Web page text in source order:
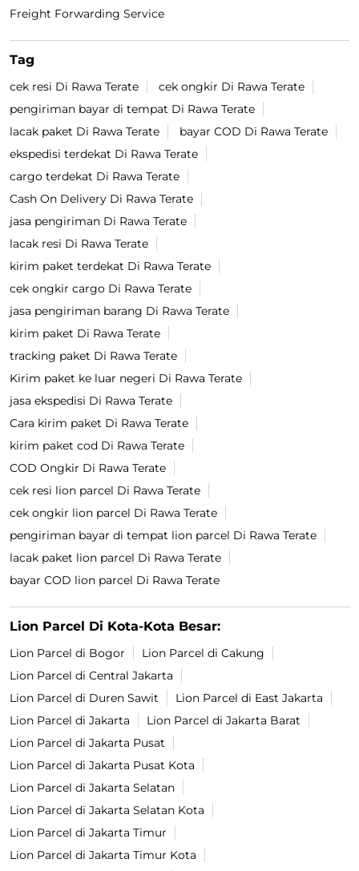
Freight Forwarding Service
Tag
cek resi Di Rawa Terate
cek ongkir Di Rawa Terate
pengiriman bayar di tempat Di Rawa Terate
lacak paket Di Rawa Terate
bayar COD Di Rawa Terate
ekspedisi terdekat Di Rawa Terate
cargo terdekat Di Rawa Terate
Cash On Delivery Di Rawa Terate
jasa pengiriman Di Rawa Terate
lacak resi Di Rawa Terate
kirim paket terdekat Di Rawa Terate
cek ongkir cargo Di Rawa Terate
jasa pengiriman barang Di Rawa Terate
kirim paket Di Rawa Terate
tracking paket Di Rawa Terate
Kirim paket ke luar negeri Di Rawa Terate
jasa ekspedisi Di Rawa Terate
Cara kirim paket Di Rawa Terate
kirim paket cod Di Rawa Terate
COD Ongkir Di Rawa Terate
cek resi lion parcel Di Rawa Terate
cek ongkir lion parcel Di Rawa Terate
pengiriman bayar di tempat lion parcel Di Rawa Terate
lacak paket lion parcel Di Rawa Terate
bayar COD lion parcel Di Rawa Terate
Lion Parcel Di Kota-Kota Besar:
Lion Parcel di Bogor
Lion Parcel di Cakung
Lion Parcel di Central Jakarta
Lion Parcel di Duren Sawit
Lion Parcel di East Jakarta
Lion Parcel di Jakarta
Lion Parcel di Jakarta Barat
Lion Parcel di Jakarta Pusat
Lion Parcel di Jakarta Pusat Kota
Lion Parcel di Jakarta Selatan
Lion Parcel di Jakarta Selatan Kota
Lion Parcel di Jakarta Timur
Lion Parcel di Jakarta Timur Kota